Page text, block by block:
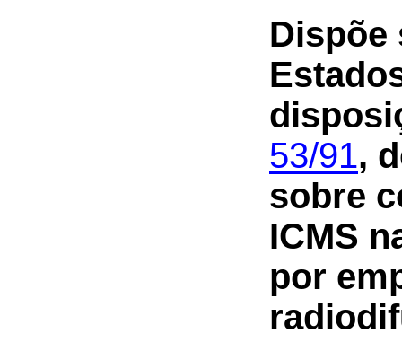
Dispõe
53/91,
sobre
ICMS
por